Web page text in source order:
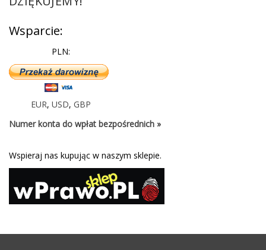
Wsparcie:
PLN:
EUR, USD, GBP
Numer konta do wpłat bezpośrednich »
Wspieraj nas kupując w naszym sklepie.